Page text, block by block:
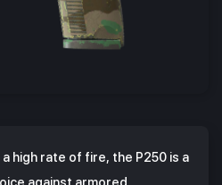
high rate of fire, the P250 is a
against armored